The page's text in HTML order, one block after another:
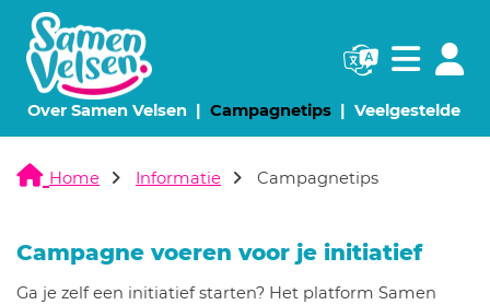
Over Samen Velsen(huidige pagina)
Campagnetips(huidige pagina)
Veelgestelde
Navigatie
Home Informatie Campagnetips
Campagne voeren voor je initiatief
Ga je zelf een initiatief starten? Het platform Samen